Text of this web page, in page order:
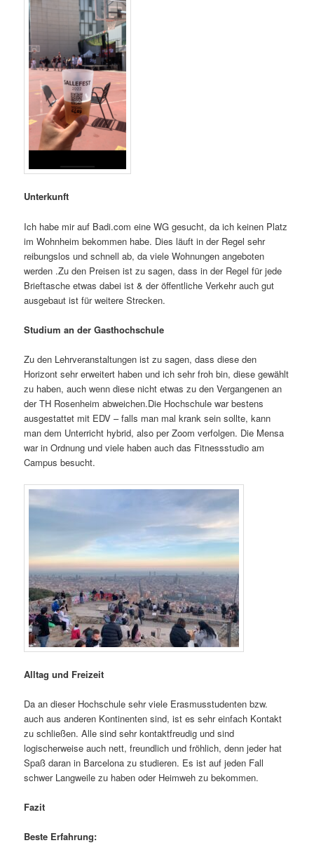
Unterkunft
Ich habe mir auf Badi.com eine WG gesucht, da ich keinen Platz
im Wohnheim bekommen habe. Dies läuft in der Regel sehr
reibungslos und schnell ab, da viele Wohnungen angeboten
werden .Zu den Preisen ist zu sagen, dass in der Regel für jede
Brieftasche etwas dabei ist & der öffentliche Verkehr auch gut
ausgebaut ist für weitere Strecken.
Studium an der Gasthochschule
Zu den Lehrveranstaltungen ist zu sagen, dass diese den
Horizont sehr erweitert haben und ich sehr froh bin, diese gewählt
zu haben, auch wenn diese nicht etwas zu den Vergangenen an
der TH Rosenheim abweichen.Die Hochschule war bestens
ausgestattet mit EDV – falls man mal krank sein sollte, kann
man dem Unterricht hybrid, also per Zoom verfolgen. Die Mensa
war in Ordnung und viele haben auch das Fitnessstudio am
Campus besucht.
Alltag und Freizeit
Da an dieser Hochschule sehr viele Erasmusstudenten bzw.
auch aus anderen Kontinenten sind, ist es sehr einfach Kontakt
zu schließen. Alle sind sehr kontaktfreudig und sind
logischerweise auch nett, freundlich und fröhlich, denn jeder hat
Spaß daran in Barcelona zu studieren. Es ist auf jeden Fall
schwer Langweile zu haben oder Heimweh zu bekommen.
Fazit
Beste Erfahrung: